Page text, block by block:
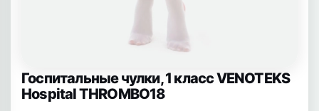
Госпитальные чулки, 1 класс VENOTEKS
Hospital THROMBO18